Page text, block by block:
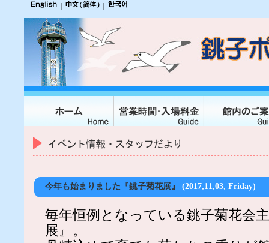
今年も始まりました『銚子菊花展』 (2017,11,03, Friday)
毎年恒例となっている銚子菊花会
展』。